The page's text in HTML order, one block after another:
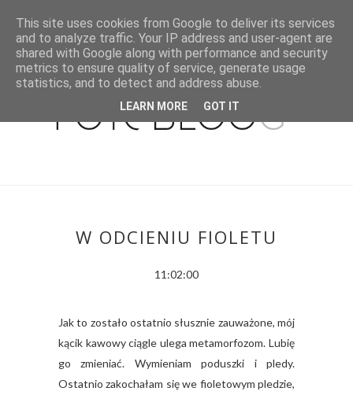
W ODCIENIU FIOLETU
11:02:00
Jak to zostało ostatnio słusznie zauważone, mój
kącik kawowy ciągle ulega metamorfozom. Lubię
go zmieniać. Wymieniam poduszki i pledy.
Ostatnio zakochałam się we fioletowym pledzie,
This site uses cookies from Google to deliver its services
and to analyze traffic. Your IP address and user-agent are
shared with Google along with performance and security
metrics to ensure quality of service, generate usage
statistics, and to detect and address abuse.
LEARN MORE GOT IT